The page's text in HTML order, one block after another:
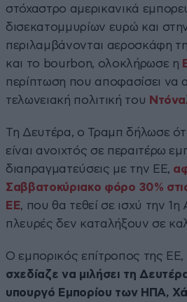
στόχαστρο αμερικανικά
δισεκατομμυρίων ευρώ και
περιλαμβάνονται αεροσκάφη
και το bourbon, ολοκλήρωσε η
περίπτωση που αποφασίσει να
τελωνειακή πολιτική του
Τη Δευτέρα, ο Τραμπ δήλωσε
είναι ανοιχτός σε περαιτέρω
διαπραγματεύσεις με την ΕΕ,
Σαββατοκύριακο φόρο 30%
ΕΕ, που θα τεθεί σε ισχύ την
πλευρές δεν καταλήξουν σε
Ο εμπορικός επίτροπος της
σχεδίαζε να μιλήσει τη
υπουργό Εμπορίου των ΗΠΑ,